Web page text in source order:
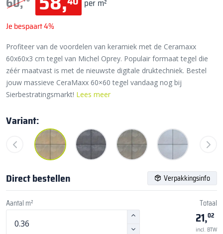
per m²
Je bespaart 4%
Profiteer van de voordelen van keramiek met de Ceramaxx
60x60x3 cm tegel van Michel Oprey. Populair formaat tegel die
zéér maatvast is met de nieuwste digitale druktechniek. Bestel
jouw massieve CeraMaxx 60×60 tegel vandaag nog bij
Sierbestratingsmarkt! Lees meer
Variant:
Direct bestellen Verpakkingsinfo
Aantal m² Totaal
21,02
incl. BTW